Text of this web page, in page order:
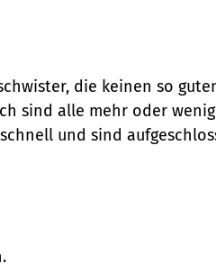
die keinen so
sind alle mehr oder
und sind